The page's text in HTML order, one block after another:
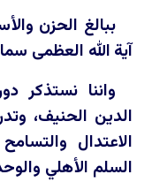
ببالغ الحزن
آية الله العظمى
واننا نستذكر
الدين الحنيف،
الاعتدال
السلم الأهلي